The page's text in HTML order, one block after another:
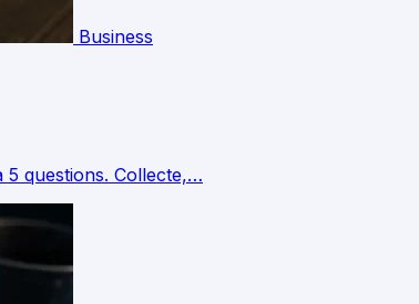
Business
5 questions. Collecte,…